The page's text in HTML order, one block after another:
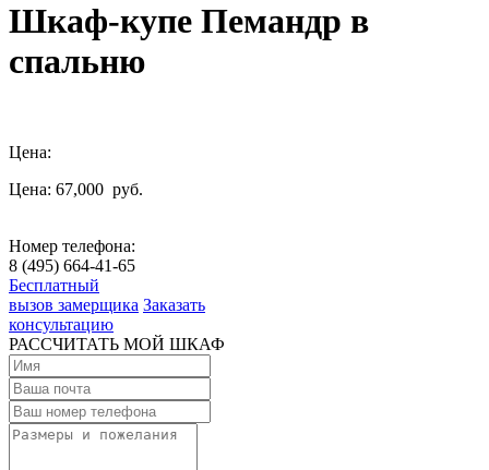
Шкаф-купе Пемандр в
спальню
Цена:
Цена: 67,000 руб.
Номер телефона:
8 (495) 664-41-65
Бесплатный
вызов замерщика Заказать
консультацию
РАССЧИТАТЬ МОЙ ШКАФ